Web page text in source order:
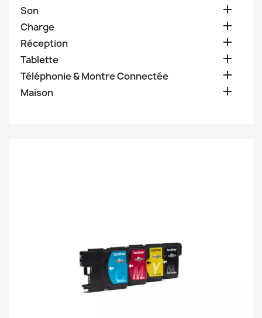
Son 
Charge 
Réception 
Tablette 
Téléphonie & Montre Connectée 
Maison 